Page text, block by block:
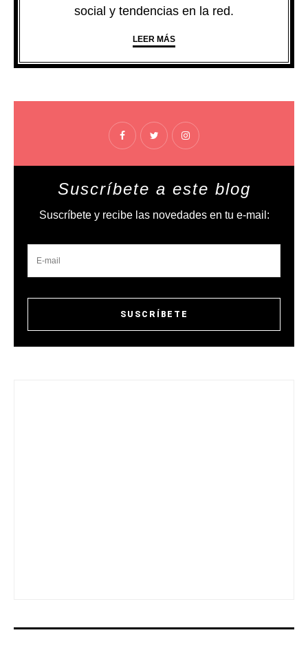
social y tendencias en la red.
LEER MÁS
Suscríbete a este blog
Suscríbete y recibe las novedades en tu e-mail: